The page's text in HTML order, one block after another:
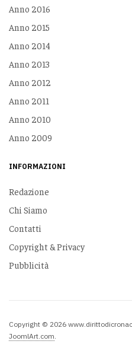
Anno 2016
Anno 2015
Anno 2014
Anno 2013
Anno 2012
Anno 2011
Anno 2010
Anno 2009
INFORMAZIONI
Redazione
Chi Siamo
Contatti
Copyright & Privacy
Pubblicità
Copyright © 2026
JoomlArt.com